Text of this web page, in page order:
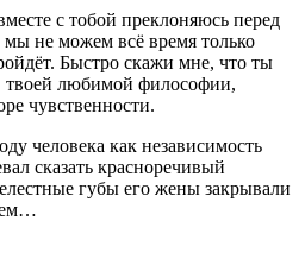
с тобой преклоняюсь перед
не можем всё время только
Быстро скажи мне, что ты
любимой философии,
чувственности.
человека как независимость
сказать красноречивый
губы его жены закрывали